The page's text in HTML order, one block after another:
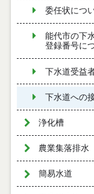
委任状につ
能代市の下
登録番号に
下水道受益
下水道への
浄化槽
農業集落排水
簡易水道